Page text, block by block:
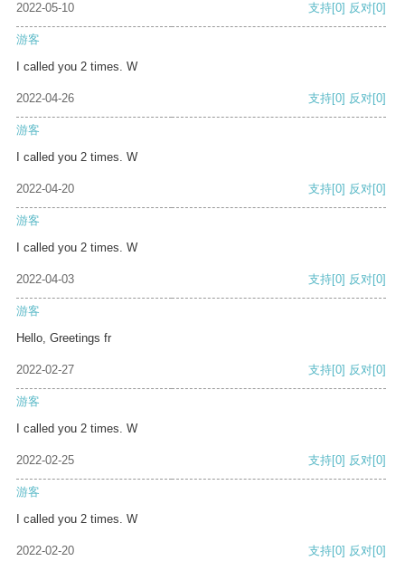
2022-05-10 支持[0] 反对[0]
游客
I called you 2 times. W
2022-04-26 支持[0] 反对[0]
游客
I called you 2 times. W
2022-04-20 支持[0] 反对[0]
游客
I called you 2 times. W
2022-04-03 支持[0] 反对[0]
游客
Hello, Greetings fr
2022-02-27 支持[0] 反对[0]
游客
I called you 2 times. W
2022-02-25 支持[0] 反对[0]
游客
I called you 2 times. W
2022-02-20 支持[0] 反对[0]